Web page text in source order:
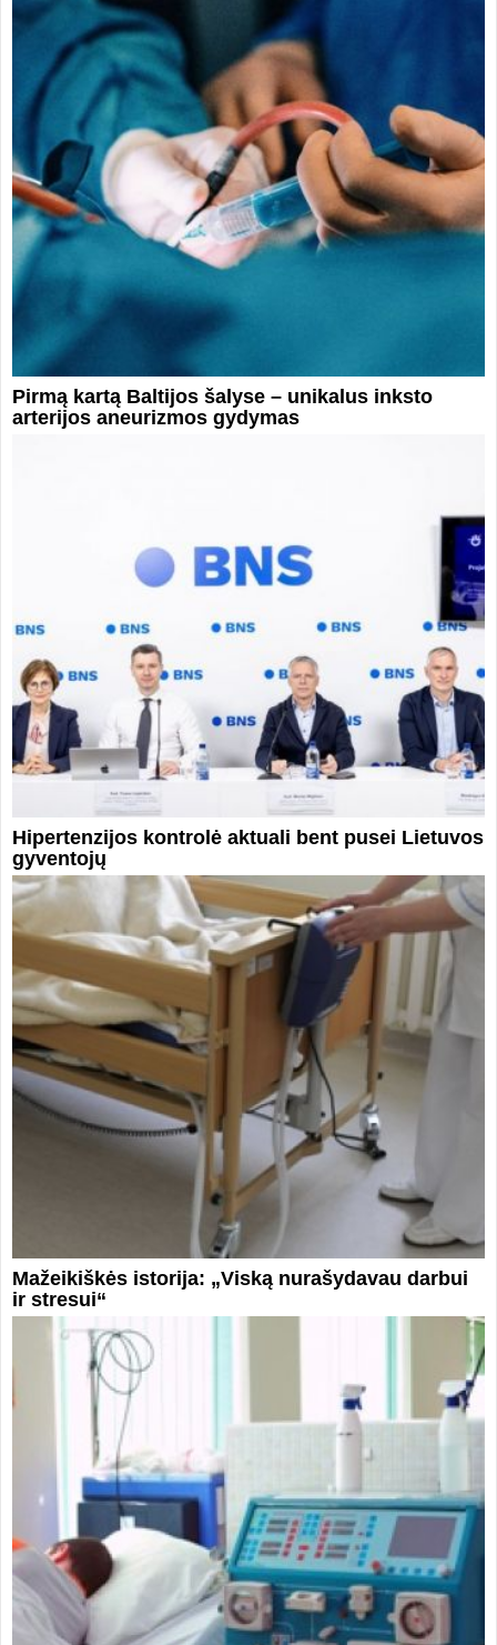
Pirmą kartą Baltijos šalyse – unikalus inksto
arterijos aneurizmos gydymas
Hipertenzijos kontrolė aktuali bent pusei Lietuvos
gyventojų
Mažeikiškės istorija: „Viską nurašydavau darbui
ir stresui“